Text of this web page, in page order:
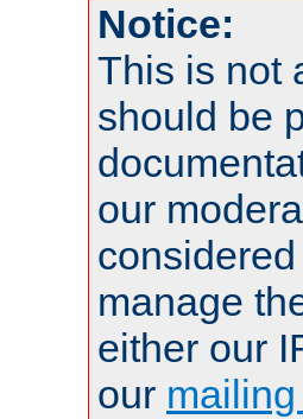
Notice:
This is not
should be
our
manage
either our
our